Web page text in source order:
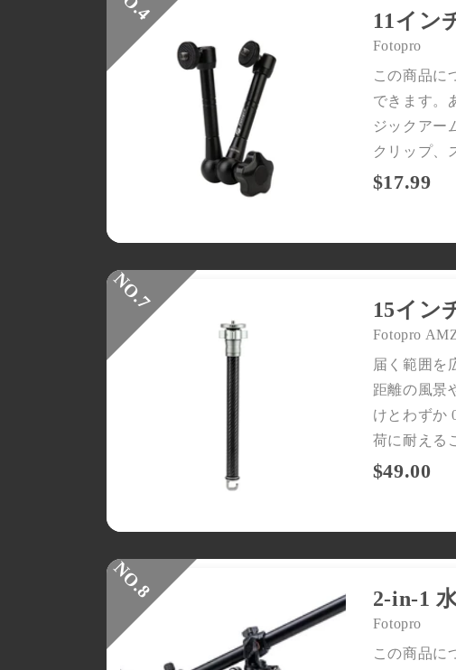
配送ポリシー
返品・返金ポリシー
私たちについて
11イン
Fotopro
この商品に
できます。
ジックアー
クリップ、
$17.99
15イン
Fotopro
届く範囲を
距離の風景
けとわずか
荷に耐える
$49.00
2-in-1
Fotopro
この商品に